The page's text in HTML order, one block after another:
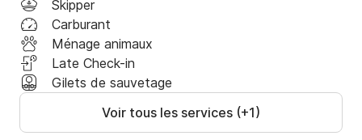
messagerie privée de Click&Boat. Je suis là pour vous
aider à organiser la journée idéale sur l'eau !
Skipper
Carburant
Ménage animaux
Late Check-in
Gilets de sauvetage
Voir tous les services (+1)